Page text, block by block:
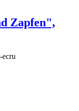
Zapfen",